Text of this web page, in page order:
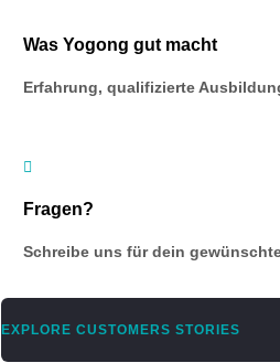
Was Yogong gut macht
Erfahrung, qualifizierte

Fragen?
Schreibe uns für dein
EXPLORE CUSTOMERS STORIES